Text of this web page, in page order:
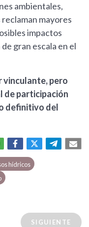
ambientales,
mayores
impactos
gran escala en el
vinculante, pero
de participación
definitivo del
hídricos
SIGUIENTE